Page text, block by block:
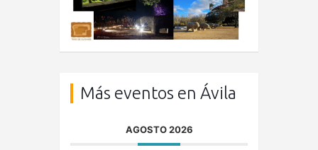
Más eventos en Ávila
AGOSTO 2026